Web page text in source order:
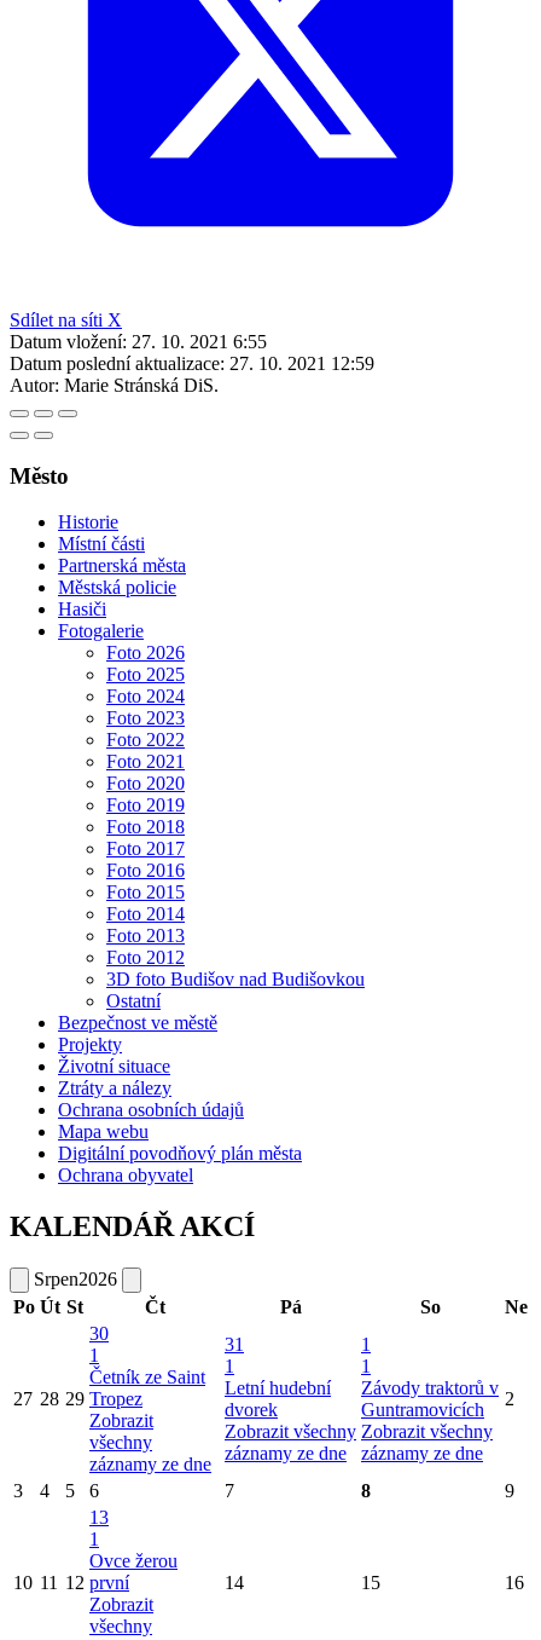
Sdílet na síti X
Datum vložení: 27. 10. 2021 6:55
Datum poslední aktualizace: 27. 10. 2021 12:59
Autor: Marie Stránská DiS.
Město
Historie
Místní části
Partnerská města
Městská policie
Hasiči
Fotogalerie
Foto 2026
Foto 2025
Foto 2024
Foto 2023
Foto 2022
Foto 2021
Foto 2020
Foto 2019
Foto 2018
Foto 2017
Foto 2016
Foto 2015
Foto 2014
Foto 2013
Foto 2012
3D foto Budišov nad Budišovkou
Ostatní
Bezpečnost ve městě
Projekty
Životní situace
Ztráty a nálezy
Ochrana osobních údajů
Mapa webu
Digitální povodňový plán města
Ochrana obyvatel
KALENDÁŘ AKCÍ
Srpen2026
Po Út St Čt Pá So Ne
27 28 29
30
1
Četník ze Saint
Tropez
Zobrazit
všechny
záznamy ze dne
31
1
Letní hudební
dvorek
Zobrazit všechny
záznamy ze dne
1
1
Závody traktorů v
Guntramovicích
Zobrazit všechny
záznamy ze dne
2
3 4 5 6 7 8 9
10 11 12
13
1
Ovce žerou
první
Zobrazit
všechny
14 15 16